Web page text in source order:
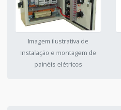
Imagem ilustrativa de
Instalação e montagem de
painéis elétricos